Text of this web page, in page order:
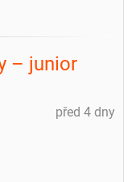
– junior
před 4 dny